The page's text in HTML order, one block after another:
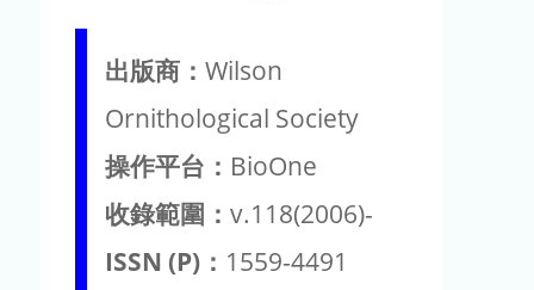
出版商： Wilson
Ornithological Society
操作平台： BioOne
收錄範圍： v.118(2006)-
ISSN (P)： 1559-4491